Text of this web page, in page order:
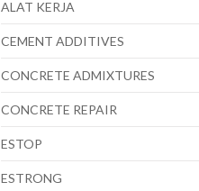
ALAT KERJA
CEMENT ADDITIVES
CONCRETE ADMIXTURES
CONCRETE REPAIR
ESTOP
ESTRONG